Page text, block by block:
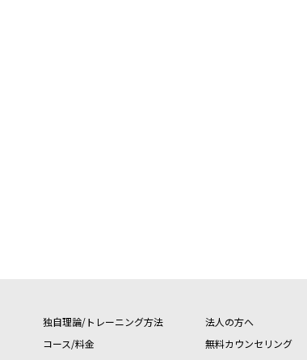
独自理論/トレーニング方法
コース/料金
法人の方へ
無料カウンセリング